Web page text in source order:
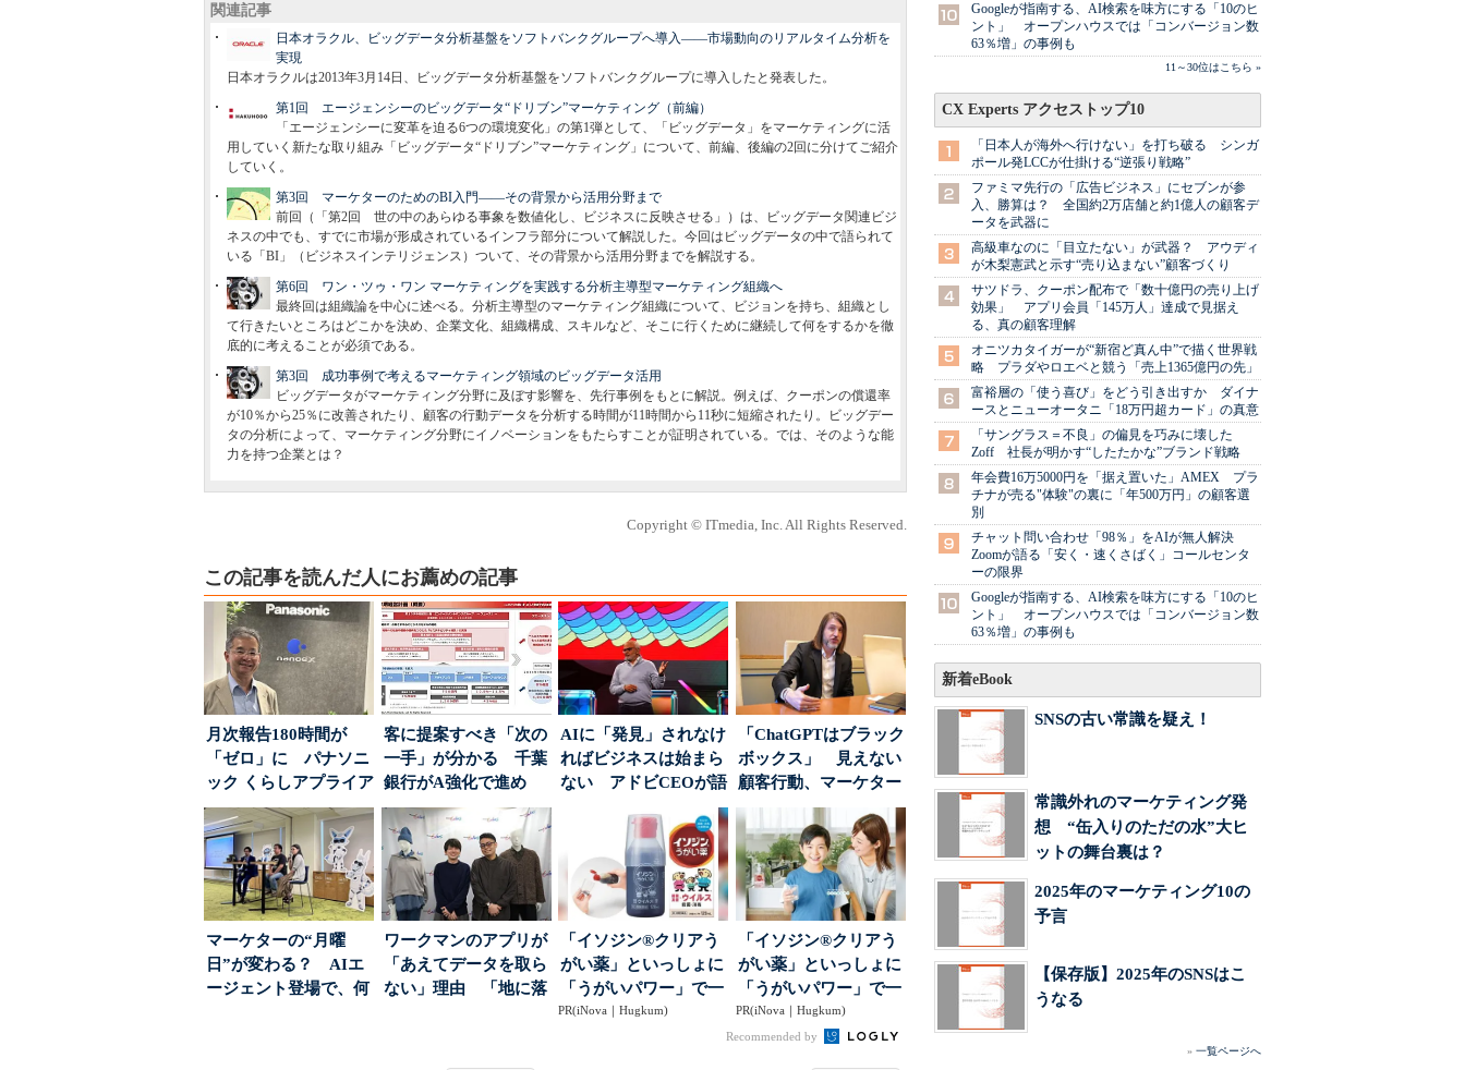
関連記事
日本オラクル、ビッグデータ分析基盤をソフトバンクグループへ導入――市場動向のリアルタイム分析を
実現
日本オラクルは2013年3月14日、ビッグデータ分析基盤をソフトバンクグループに導入したと発表した。
第1回 エージェンシーのビッグデータ“ドリブン”マーケティング（前編）
「エージェンシーに変革を迫る6つの環境変化」の第1弾として、「ビッグデータ」をマーケティングに活
用していく新たな取り組み「ビッグデータ“ドリブン”マーケティング」について、前編、後編の2回に分けてご紹介
していく。
第3回 マーケターのためのBI入門――その背景から活用分野まで
前回（「第2回 世の中のあらゆる事象を数値化し、ビジネスに反映させる」）は、ビッグデータ関連ビジ
ネスの中でも、すでに市場が形成されているインフラ部分について解説した。今回はビッグデータの中で語られて
いる「BI」（ビジネスインテリジェンス）ついて、その背景から活用分野までを解説する。
第6回 ワン・ツゥ・ワン マーケティングを実践する分析主導型マーケティング組織へ
最終回は組織論を中心に述べる。分析主導型のマーケティング組織について、ビジョンを持ち、組織とし
て行きたいところはどこかを決め、企業文化、組織構成、スキルなど、そこに行くために継続して何をするかを徹
底的に考えることが必須である。
第3回 成功事例で考えるマーケティング領域のビッグデータ活用
ビッグデータがマーケティング分野に及ぼす影響を、先行事例をもとに解説。例えば、クーポンの償還率
が10％から25％に改善されたり、顧客の行動データを分析する時間が11時間から11秒に短縮されたり。ビッグデー
タの分析によって、マーケティング分野にイノベーションをもたらすことが証明されている。では、そのような能
力を持つ企業とは？
Copyright © ITmedia, Inc. All Rights Reserved.
この記事を読んだ人にお薦めの記事
月次報告180時間が
「ゼロ」に パナソニ
ック くらしアプライア
ンス社が挑んだVo...
客に提案すべき「次の
一手」が分かる 千葉
銀行がA強化で進め
る“One to On...
AIに「発見」されなけ
ればビジネスは始まら
ない アドビCEOが語
「ChatGPTはブラック
ボックス」 見えない
顧客行動、マーケター
に残された打ち...
マーケターの“月曜
日”が変わる？ AIエ
ージェント登場で、何
ワークマンのアプリが
「あえてデータを取ら
ない」理由 「地に落
「イソジン®クリアう
がい薬」といっしょに
「うがいパワー」で一
年中！ 健やか
PR(iNova｜Hugkum)
「イソジン®クリアう
がい薬」といっしょに
「うがいパワー」で一
年中！ 健やか
PR(iNova｜Hugkum)
Recommended by
Googleが指南する、AI検索を味方にする「10のヒ
ント」 オープンハウスでは「コンバージョン数
63％増」の事例も
11～30位はこちら »
CX Experts アクセストップ10
「日本人が海外へ行けない」を打ち破る シンガ
ポール発LCCが仕掛ける“逆張り戦略”
ファミマ先行の「広告ビジネス」にセブンが参
入、勝算は？ 全国約2万店舗と約1億人の顧客デ
ータを武器に
高級車なのに「目立たない」が武器？ アウディ
が木梨憲武と示す“売り込まない”顧客づくり
サツドラ、クーポン配布で「数十億円の売り上げ
効果」 アプリ会員「145万人」達成で見据え
る、真の顧客理解
オニツカタイガーが“新宿ど真ん中”で描く世界戦
略 プラダやロエベと競う「売上1365億円の先」
富裕層の「使う喜び」をどう引き出すか ダイナ
ースとニューオータニ「18万円超カード」の真意
「サングラス＝不良」の偏見を巧みに壊した
Zoff 社長が明かす“したたかな”ブランド戦略
年会費16万5000円を「据え置いた」AMEX プラ
チナが売る"体験"の裏に「年500万円」の顧客選
別
チャット問い合わせ「98％」をAIが無人解決
Zoomが語る「安く・速くさばく」コールセンタ
ーの限界
Googleが指南する、AI検索を味方にする「10のヒ
ント」 オープンハウスでは「コンバージョン数
63％増」の事例も
新着eBook
SNSの古い常識を疑え！
常識外れのマーケティング発
想 “缶入りのただの水”大ヒ
ットの舞台裏は？
2025年のマーケティング10の
予言
【保存版】2025年のSNSはこ
うなる
» 一覧ページへ